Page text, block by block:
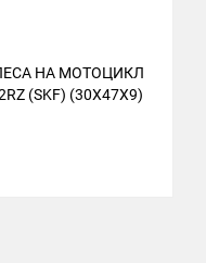
НА МОТОЦИКЛ
(SKF) (30X47X9)